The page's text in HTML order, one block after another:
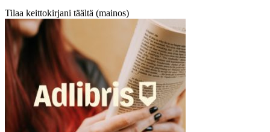
Tilaa keittokirjani täältä (mainos)